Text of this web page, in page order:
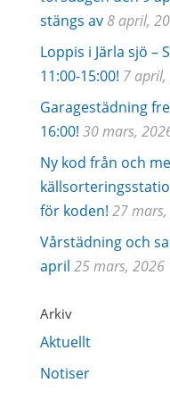
stängs av 8 april,
Loppis i Järla sjö –
11:00-15:00! 7
Garagestädning
16:00! 30 mars,
Ny kod från och
för koden! 27
Vårstädning och
april 25 mars, 2026
Arkiv
Aktuellt
Notiser